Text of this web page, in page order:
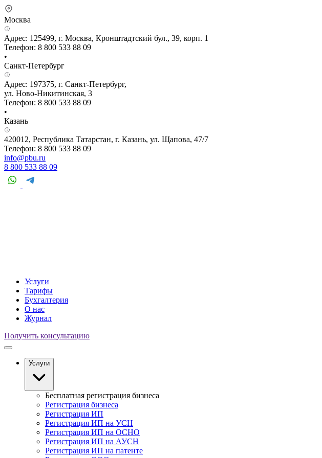
Москва
Адрес: 125499, г. Москва, Кронштадтский бул., 39, корп. 1
Телефон: 8 800 533 88 09
•
Санкт-Петербург
Адрес: 197375, г. Санкт-Петербург,
ул. Ново-Никитинская, 3
Телефон: 8 800 533 88 09
•
Казань
420012, Республика Татарстан, г. Казань, ул. Щапова, 47/7
Телефон: 8 800 533 88 09
info@pbu.ru
8 800 533 88 09
Услуги
Тарифы
Бухгалтерия
О нас
Журнал
Получить консультацию
Услуги
Бесплатная регистрация бизнеса
Регистрация бизнеса
Регистрация ИП
Регистрация ИП на УСН
Регистрация ИП на ОСНО
Регистрация ИП на АУСН
Регистрация ИП на патенте